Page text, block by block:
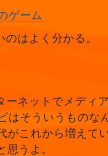
ゲーム
はよく分かる。
ーネットでメディ
はそういうものな
がこれから増えて
うよ。